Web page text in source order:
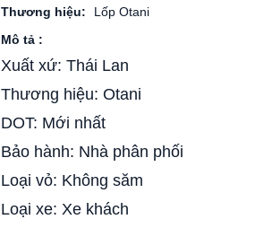
Thương hiệu:
Lốp Otani
Mô tả :
Xuất xứ: Thái Lan
Thương hiệu: Otani
DOT: Mới nhất
Bảo hành: Nhà phân phối
Loại vỏ: Không săm
Loại xe: Xe khách